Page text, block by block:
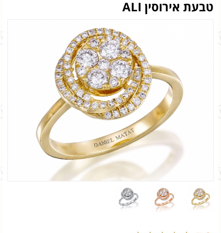
טבעת אירוסין ALI